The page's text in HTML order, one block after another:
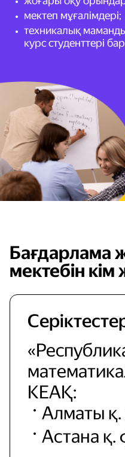
мектеп мұғалімдері;
техникалық
курс студенттері
Бағдарлама
мектебін
КЕАҚ:
Алматы
Астана